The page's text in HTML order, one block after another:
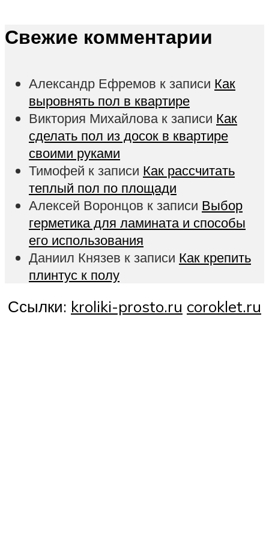
Свежие комментарии
Александр Ефремов к записи Как
выровнять пол в квартире
Виктория Михайлова к записи Как
сделать пол из досок в квартире
своими руками
Тимофей к записи Как рассчитать
теплый пол по площади
Алексей Воронцов к записи Выбор
герметика для ламината и способы
его использования
Даниил Князев к записи Как крепить
плинтус к полу
Ссылки: kroliki-prosto.ru coroklet.ru